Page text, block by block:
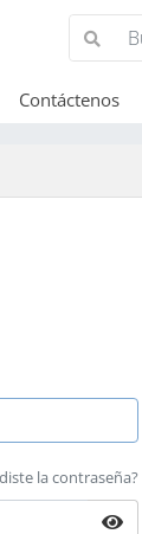
Contáctenos
la contraseña?